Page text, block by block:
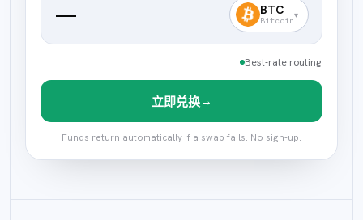
— BTC
Bitcoin
▾
Best-rate routing
立即兑换→
Funds return automatically if a swap fails. No sign-up.